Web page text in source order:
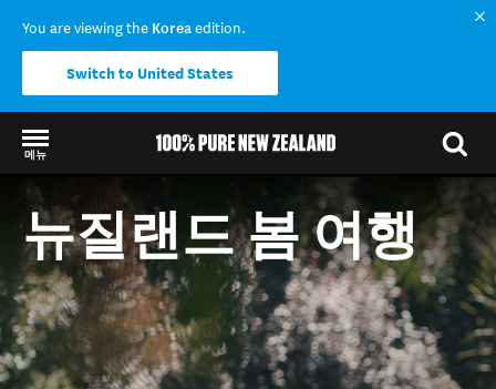
You are viewing the Koreaedition.
Switch to United States
메뉴
Back to my results
뉴질랜드 봄 여행